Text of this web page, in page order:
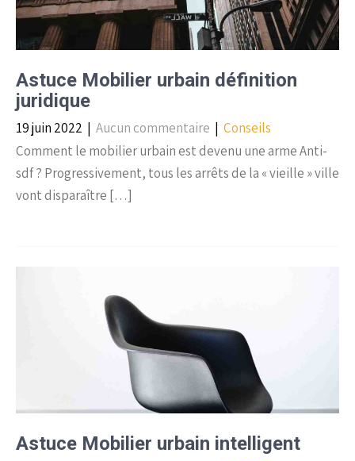
Astuce Mobilier urbain définition
juridique
19 juin 2022 | Aucun commentaire | Conseils
Comment le mobilier urbain est devenu une arme Anti-
sdf ? Progressivement, tous les arrêts de la « vieille » ville
vont disparaître […]
Astuce Mobilier urbain intelligent